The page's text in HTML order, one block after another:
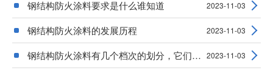
钢结构防火涂料要求是什么谁知道 2023-11-03
钢结构防火涂料的发展历程 2023-11-03
钢结构防火涂料有几个档次的划分，它们不同的 2023-11-03